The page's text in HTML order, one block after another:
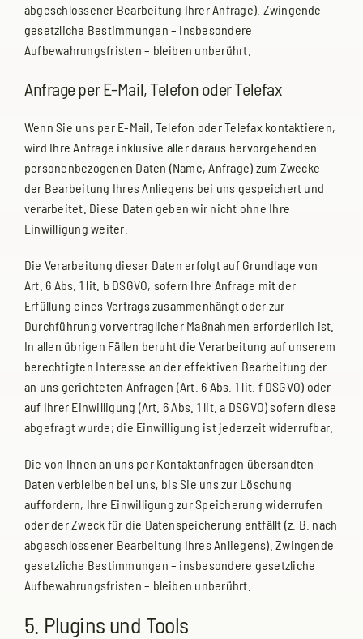
abgeschlossener Bearbeitung Ihrer Anfrage). Zwingende
gesetzliche Bestimmungen – insbesondere
Aufbewahrungsfristen – bleiben unberührt.
Anfrage per E-Mail, Telefon oder Telefax
Wenn Sie uns per E-Mail, Telefon oder Telefax kontaktieren,
wird Ihre Anfrage inklusive aller daraus hervorgehenden
personenbezogenen Daten (Name, Anfrage) zum Zwecke
der Bearbeitung Ihres Anliegens bei uns gespeichert und
verarbeitet. Diese Daten geben wir nicht ohne Ihre
Einwilligung weiter.
Die Verarbeitung dieser Daten erfolgt auf Grundlage von
Art. 6 Abs. 1 lit. b DSGVO, sofern Ihre Anfrage mit der
Erfüllung eines Vertrags zusammenhängt oder zur
Durchführung vorvertraglicher Maßnahmen erforderlich ist.
In allen übrigen Fällen beruht die Verarbeitung auf unserem
berechtigten Interesse an der effektiven Bearbeitung der
an uns gerichteten Anfragen (Art. 6 Abs. 1 lit. f DSGVO) oder
auf Ihrer Einwilligung (Art. 6 Abs. 1 lit. a DSGVO) sofern diese
abgefragt wurde; die Einwilligung ist jederzeit widerrufbar.
Die von Ihnen an uns per Kontaktanfragen übersandten
Daten verbleiben bei uns, bis Sie uns zur Löschung
auffordern, Ihre Einwilligung zur Speicherung widerrufen
oder der Zweck für die Datenspeicherung entfällt (z. B. nach
abgeschlossener Bearbeitung Ihres Anliegens). Zwingende
gesetzliche Bestimmungen – insbesondere gesetzliche
Aufbewahrungsfristen – bleiben unberührt.
5. Plugins und Tools